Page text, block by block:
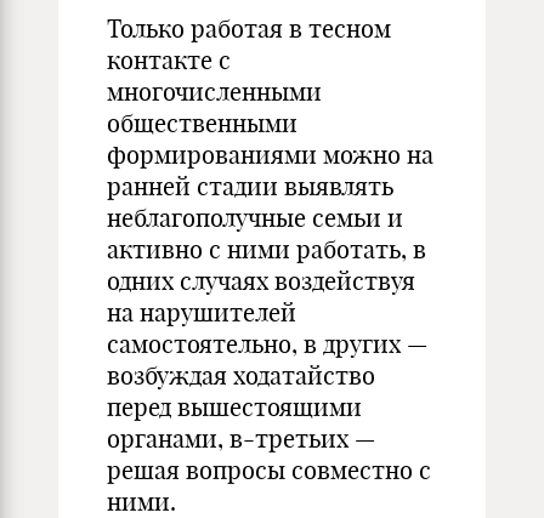
Только работая в тесном
контакте с
многочисленными
общественными
формированиями можно на
ранней стадии выявлять
неблагополучные семьи и
активно с ними работать, в
одних случаях воздействуя
на нарушителей
самостоятельно, в других —
возбуждая ходатайство
перед вышестоящими
органами, в-третьих —
решая вопросы совместно с
ними.